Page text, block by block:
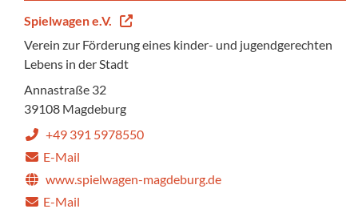
Spielwagen e.V.
Verein zur Förderung eines kinder- und jugendgerechten
Lebens in der Stadt
Annastraße 32
39108 Magdeburg
+49 391 5978550
E-Mail
www.spielwagen-magdeburg.de
E-Mail